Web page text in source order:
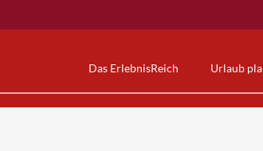
Das ErlebnisReich
Alpspitzbahn Alpspitz-
Urlaub